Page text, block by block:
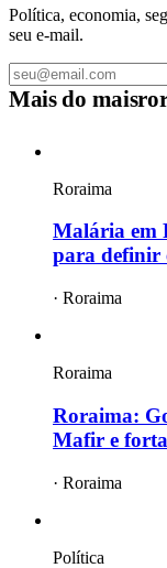
Política, economia,
seu e-mail.
Mais do
Roraima
Malária em
para definir
· Roraima
Roraima
Roraima:
Mafir e
· Roraima
Política